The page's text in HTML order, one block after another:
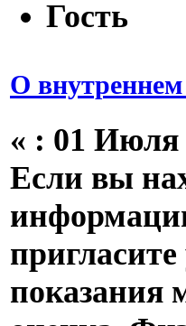
Гость
О внутреннем
« : 01 Июля
Если вы
показания